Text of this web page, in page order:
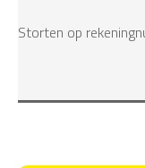
Storten op